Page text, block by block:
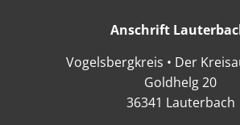
Anschrift
Vogelsbergkreis • Der
Goldhelg 20
36341 Lauterbach